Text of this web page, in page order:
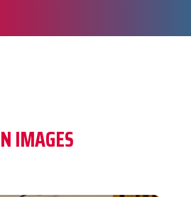
IMAGES